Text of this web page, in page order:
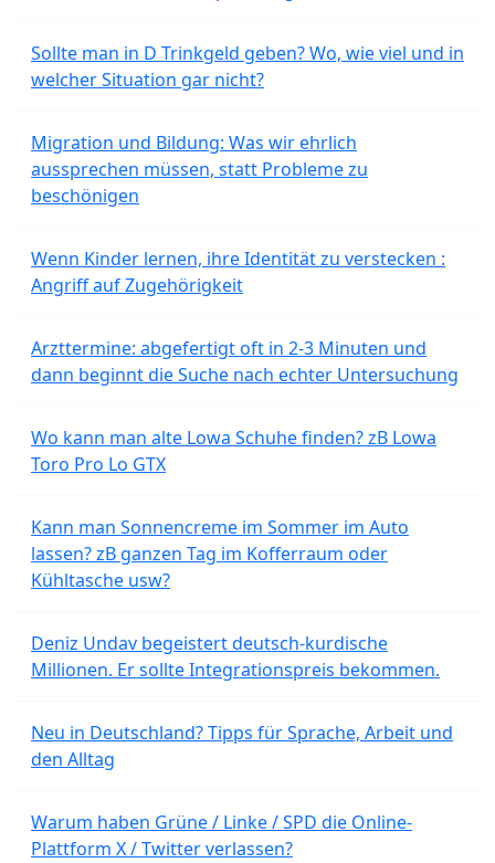
Sollte man in D Trinkgeld geben? Wo, wie viel und in
welcher Situation gar nicht?
Migration und Bildung: Was wir ehrlich
aussprechen müssen, statt Probleme zu
beschönigen
Wenn Kinder lernen, ihre Identität zu verstecken :
Angriff auf Zugehörigkeit
Arzttermine: abgefertigt oft in 2-3 Minuten und
dann beginnt die Suche nach echter Untersuchung
Wo kann man alte Lowa Schuhe finden? zB Lowa
Toro Pro Lo GTX
Kann man Sonnencreme im Sommer im Auto
lassen? zB ganzen Tag im Kofferraum oder
Kühltasche usw?
Deniz Undav begeistert deutsch-kurdische
Millionen. Er sollte Integrationspreis bekommen.
Neu in Deutschland? Tipps für Sprache, Arbeit und
den Alltag
Warum haben Grüne / Linke / SPD die Online-
Plattform X / Twitter verlassen?